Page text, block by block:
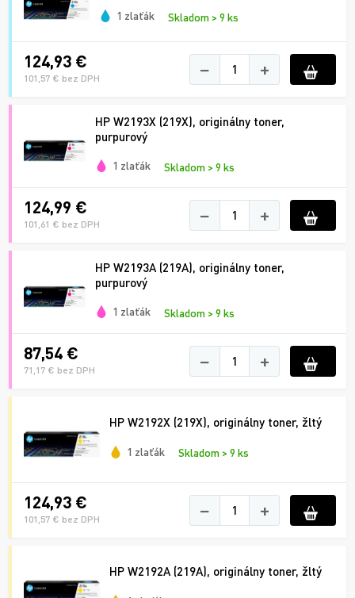
1 zlaťák Skladom > 9 ks
124,93 €
101,57 € bez DPH − +
HP W2193X (219X), originálny toner,
purpurový
1 zlaťák Skladom > 9 ks
124,99 €
101,61 € bez DPH − +
HP W2193A (219A), originálny toner,
purpurový
1 zlaťák Skladom > 9 ks
87,54 €
71,17 € bez DPH − +
HP W2192X (219X), originálny toner, žltý
1 zlaťák Skladom > 9 ks
124,93 €
101,57 € bez DPH − +
HP W2192A (219A), originálny toner, žltý